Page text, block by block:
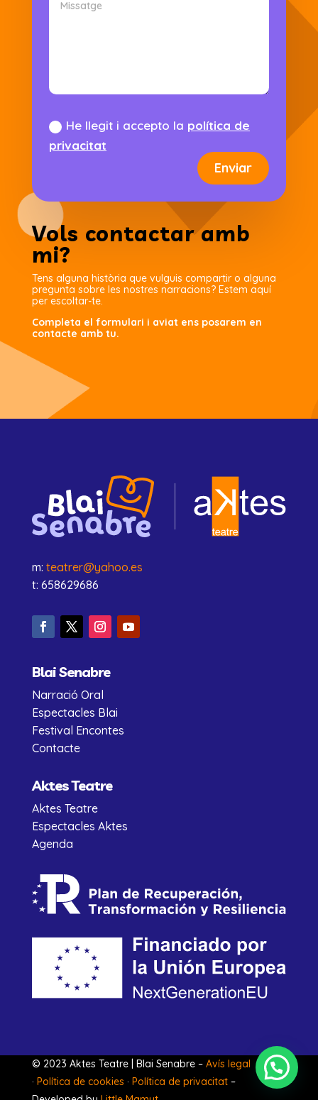
He llegit i accepto la política de
privacitat
Enviar
Vols contactar amb
mi?
Tens alguna història que vulguis compartir o alguna
pregunta sobre les nostres narracions? Estem aquí
per escoltar-te.
Completa el formulari i aviat ens posarem en
contacte amb tu.
m: teatrer@yahoo.es
t: 658629686
Blai Senabre
Narració Oral
Espectacles Blai
Festival Encontes
Contacte
Aktes Teatre
Aktes Teatre
Espectacles Aktes
Agenda
© 2023 Aktes Teatre | Blai Senabre – Avís legal
· Política de cookies · Política de privacitat–